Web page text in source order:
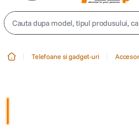
Cauta dupa model, tipul produsului,
Telefoane si gadget-uri